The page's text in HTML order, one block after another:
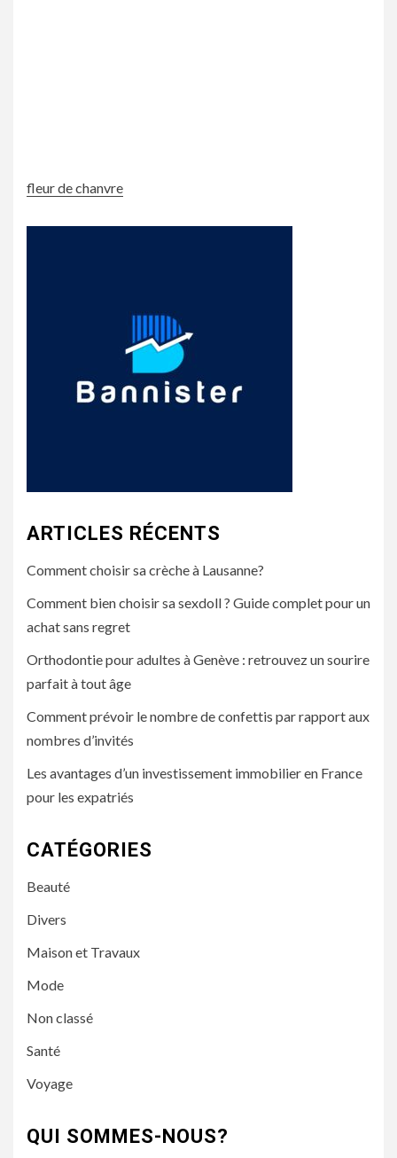
fleur de chanvre
ARTICLES RÉCENTS
Comment choisir sa crèche à Lausanne?
Comment bien choisir sa sexdoll ? Guide complet pour un
achat sans regret
Orthodontie pour adultes à Genève : retrouvez un sourire
parfait à tout âge
Comment prévoir le nombre de confettis par rapport aux
nombres d’invités
Les avantages d’un investissement immobilier en France
pour les expatriés
CATÉGORIES
Beauté
Divers
Maison et Travaux
Mode
Non classé
Santé
Voyage
QUI SOMMES-NOUS?